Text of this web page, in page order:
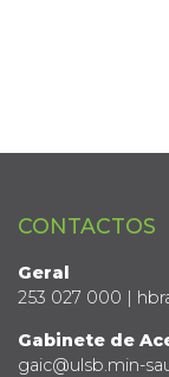
CONTACTOS
Geral
253 027 000 |
Gabinete de
gaic@ulsb.min-